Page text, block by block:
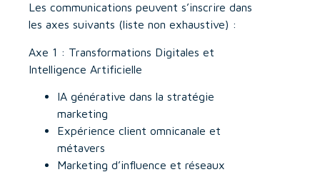
Les communications peuvent s’inscrire dans
les axes suivants (liste non exhaustive) :
Axe 1 : Transformations Digitales et
Intelligence Artificielle
IA générative dans la stratégie
marketing
Expérience client omnicanale et
métavers
Marketing d’influence et réseaux